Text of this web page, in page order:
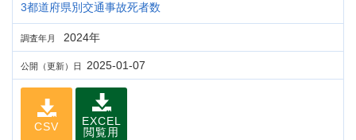
3都道府県別交通事故死者数
調査年月 2024年
公開（更新）日 2025-01-07
CSV
EXCEL
閲覧用